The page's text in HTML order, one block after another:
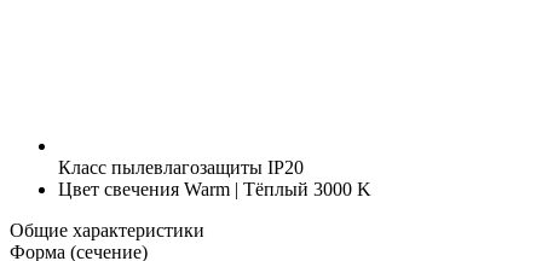
Класс пылевлагозащиты IP20
Цвет свечения Warm | Тёплый 3000 K
Общие характеристики
Форма (сечение)